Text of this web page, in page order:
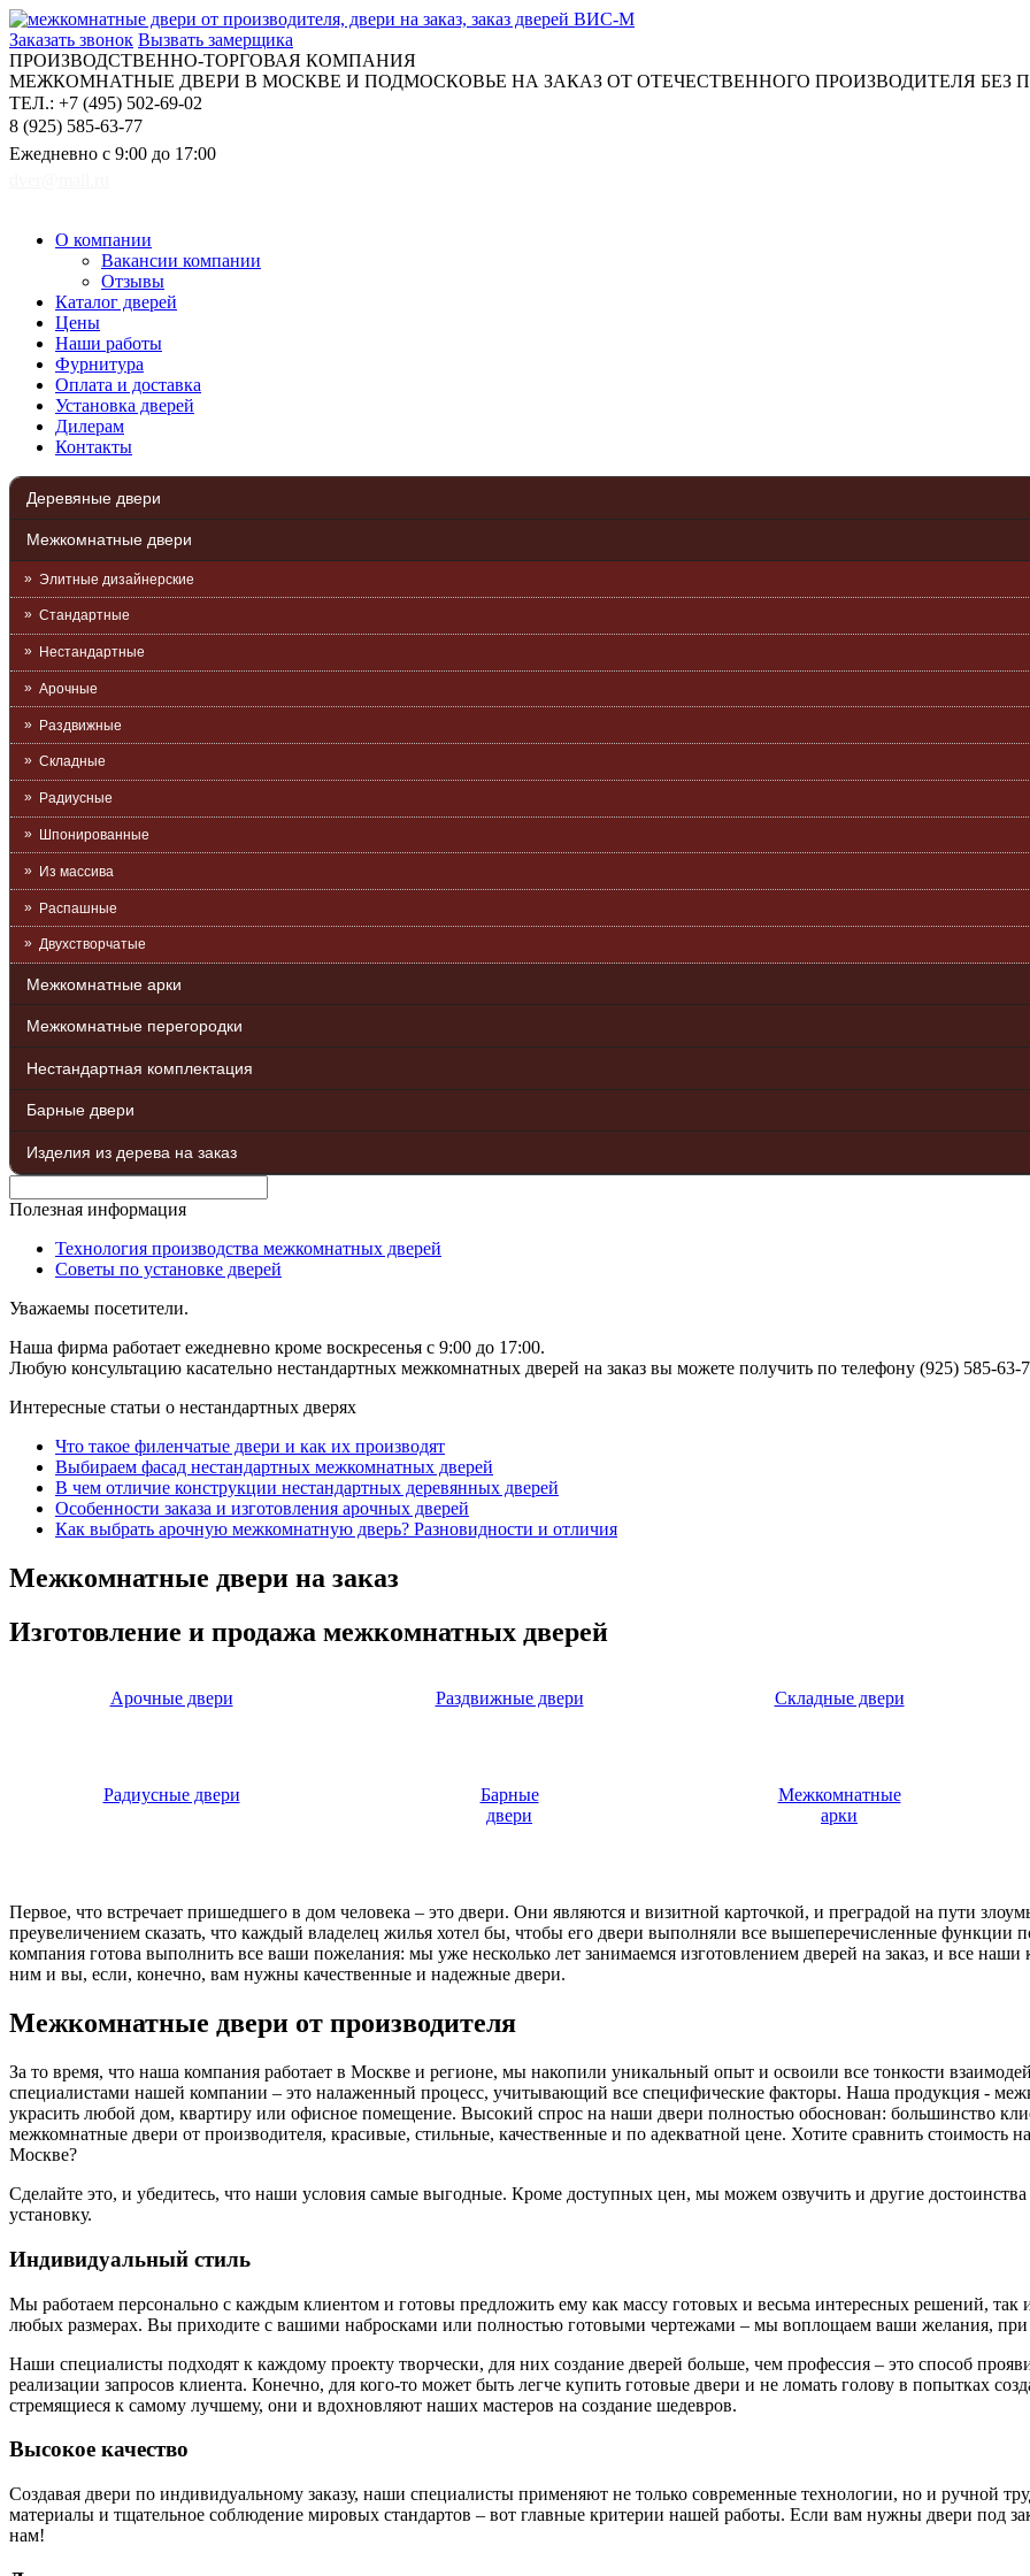
Заказать звонок Вызвать замерщика
ПРОИЗВОДСТВЕННО-ТОРГОВАЯ КОМПАНИЯ
МЕЖКОМНАТНЫЕ ДВЕРИ В МОСКВЕ И ПОДМОСКОВЬЕ НА ЗАКАЗ ОТ ОТЕЧЕСТВЕННОГО ПРОИЗВОДИТЕЛЯ БЕЗ
ТЕЛ.: +7 (495) 502-69-02
8 (925) 585-63-77
Ежедневно с 9:00 до 17:00
О компании
Вакансии компании
Отзывы
Каталог дверей
Цены
Наши работы
Фурнитура
Оплата и доставка
Установка дверей
Дилерам
Контакты
Деревяные двери
Межкомнатные двери
Элитные дизайнерские
Стандартные
Нестандартные
Арочные
Раздвижные
Складные
Радиусные
Шпонированные
Из массива
Распашные
Двухстворчатые
Межкомнатные арки
Межкомнатные перегородки
Нестандартная комплектация
Барные двери
Изделия из дерева на заказ
Полезная информация
Технология производства межкомнатных дверей
Советы по установке дверей
Уважаемы посетители.
Наша фирма работает ежедневно кроме воскресенья с 9:00 до 17:00.
Любую консультацию касательно нестандартных межкомнатных дверей на заказ вы можете получить по телефону (925) 585-63-
Интересные статьи о нестандартных дверях
Что такое филенчатые двери и как их производят
Выбираем фасад нестандартных межкомнатных дверей
В чем отличие конструкции нестандартных деревянных дверей
Особенности заказа и изготовления арочных дверей
Как выбрать арочную межкомнатную дверь? Разновидности и отличия
Межкомнатные двери на заказ
Изготовление и продажа межкомнатных дверей
Арочные двери Раздвижные двери Складные двери
Радиусные двери
Барные
двери
Межкомнатные
арки
Первое, что встречает пришедшего в дом человека – это двери. Они являются и визитной карточкой, и преградой на пути
преувеличением сказать, что каждый владелец жилья хотел бы, чтобы его двери выполняли все вышеперечисленные
компания готова выполнить все ваши пожелания: мы уже несколько лет занимаемся изготовлением дверей на заказ, и все
ним и вы, если, конечно, вам нужны качественные и надежные двери.
Межкомнатные двери от производителя
За то время, что наша компания работает в Москве и регионе, мы накопили уникальный опыт и освоили все тонкости
специалистами нашей компании – это налаженный процесс, учитывающий все специфические факторы. Наша продукция -
украсить любой дом, квартиру или офисное помещение. Высокий спрос на наши двери полностью обоснован: большинство
межкомнатные двери от производителя, красивые, стильные, качественные и по адекватной цене. Хотите сравнить
Москве?
Сделайте это, и убедитесь, что наши условия самые выгодные. Кроме доступных цен, мы можем озвучить и другие
установку.
Индивидуальный стиль
Мы работаем персонально с каждым клиентом и готовы предложить ему как массу готовых и весьма интересных решений, так
любых размерах. Вы приходите с вашими набросками или полностью готовыми чертежами – мы воплощаем ваши желания, при
Наши специалисты подходят к каждому проекту творчески, для них создание дверей больше, чем профессия – это способ
реализации запросов клиента. Конечно, для кого-то может быть легче купить готовые двери и не ломать голову в попытках
стремящиеся к самому лучшему, они и вдохновляют наших мастеров на создание шедевров.
Высокое качество
Создавая двери по индивидуальному заказу, наши специалисты применяют не только современные технологии, но и ручной
материалы и тщательное соблюдение мировых стандартов – вот главные критерии нашей работы. Если вам нужны двери под
нам!